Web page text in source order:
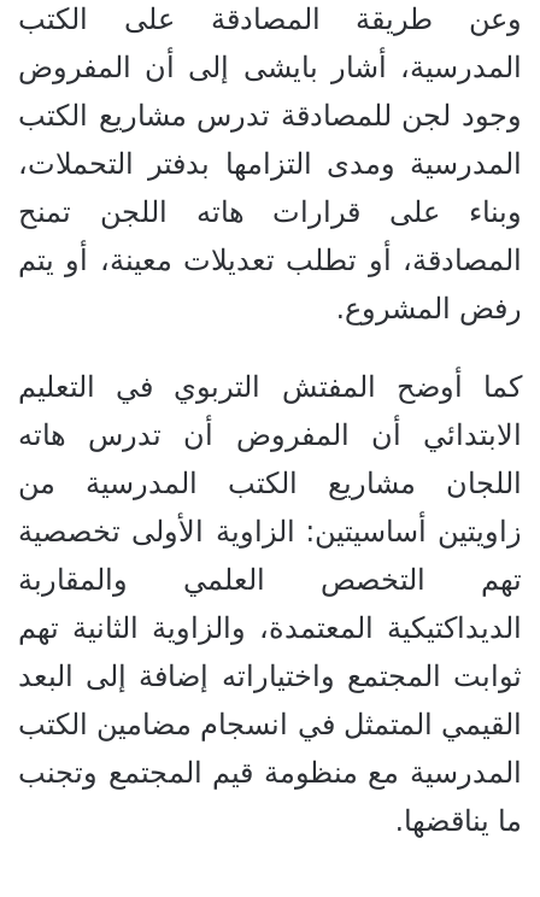
وعن طريقة المصادقة على الكتب
المدرسية، أشار بايشى إلى أن المفروض
وجود لجن للمصادقة تدرس مشاريع الكتب
المدرسية ومدى التزامها بدفتر التحملات،
وبناء على قرارات هاته اللجن تمنح
المصادقة، أو تطلب تعديلات معينة، أو يتم
رفض المشروع.
كما أوضح المفتش التربوي في التعليم
الابتدائي أن المفروض أن تدرس هاته
اللجان مشاريع الكتب المدرسية من
زاويتين أساسيتين: الزاوية الأولى تخصصية
تهم التخصص العلمي والمقاربة
الديداكتيكية المعتمدة، والزاوية الثانية تهم
ثوابت المجتمع واختياراته إضافة إلى البعد
القيمي المتمثل في انسجام مضامين الكتب
المدرسية مع منظومة قيم المجتمع وتجنب
ما يناقضها.